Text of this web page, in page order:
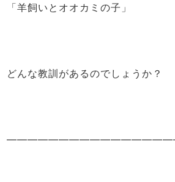
「羊飼いとオオカミの子」
どんな教訓があるのでしょうか？